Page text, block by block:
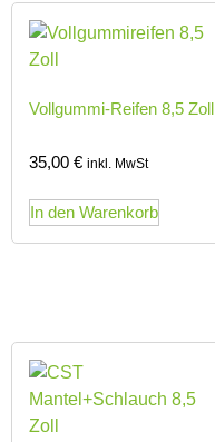
Vollgummi-Reifen 8,5 Zoll
35,00 € inkl. MwSt
In den Warenkorb